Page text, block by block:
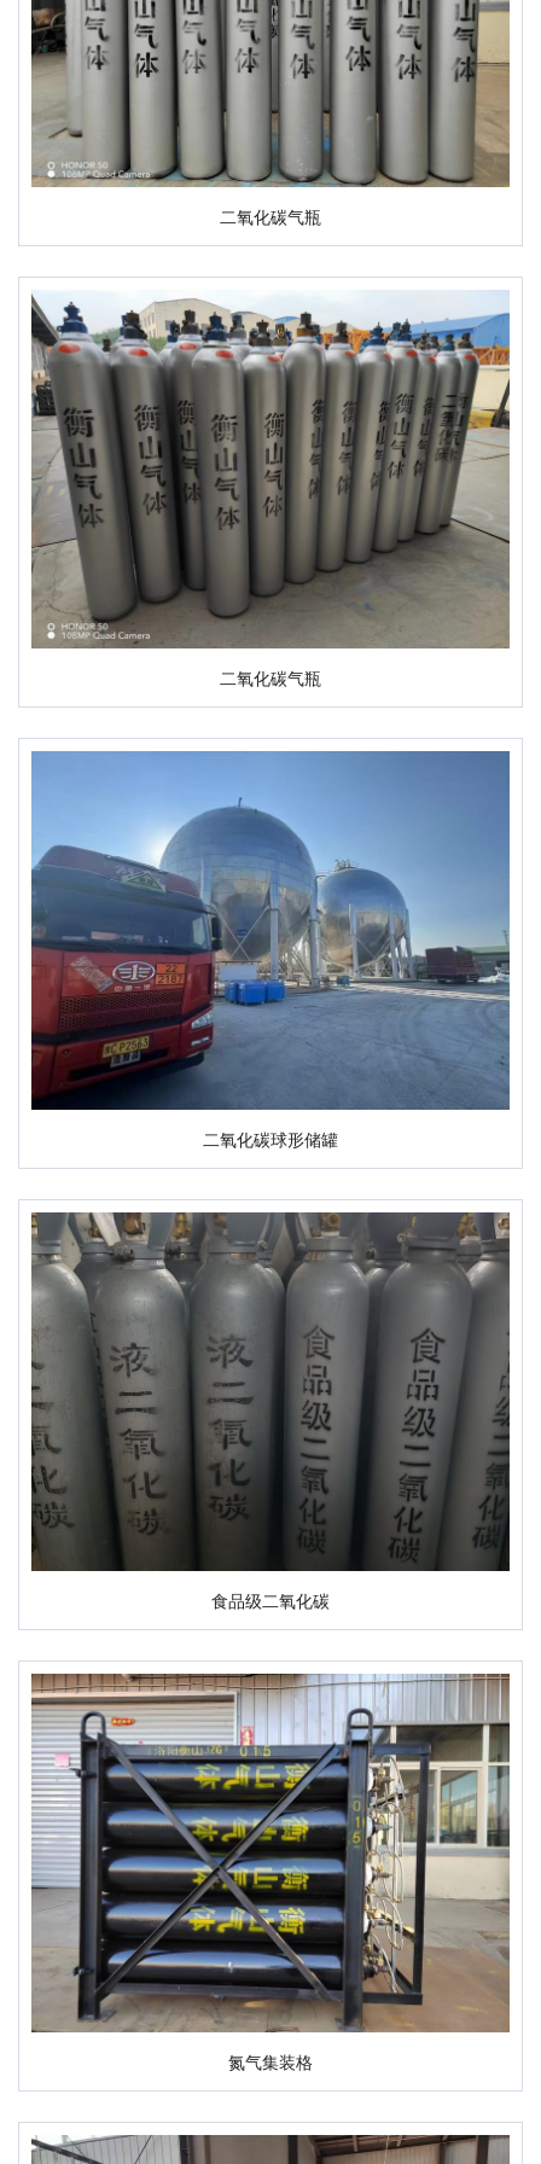
二氧化碳气瓶
二氧化碳气瓶
二氧化碳球形储罐
食品级二氧化碳
氮气集装格